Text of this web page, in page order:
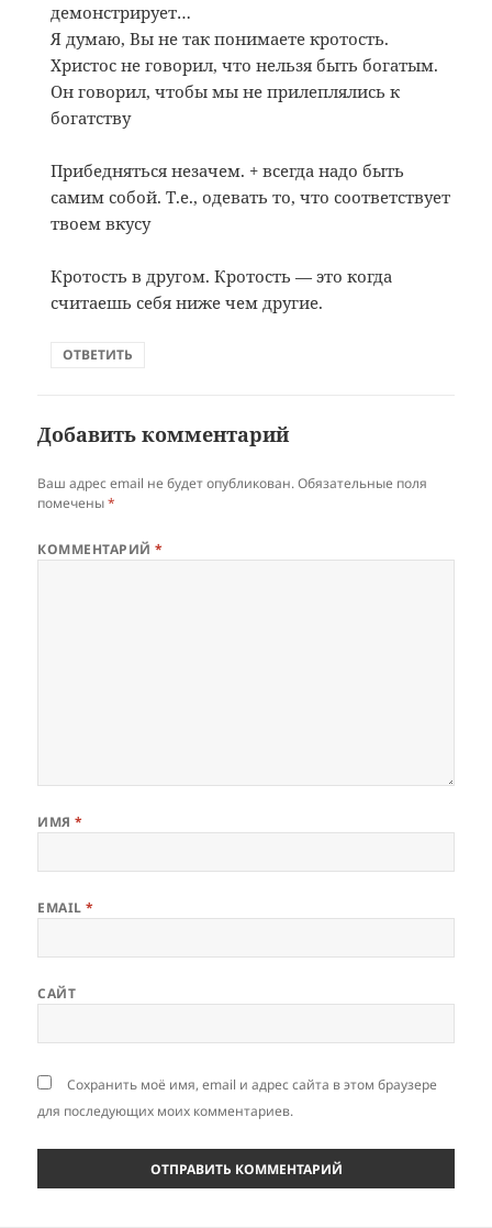
демонстрирует…
Я думаю, Вы не так понимаете кротость.
Христос не говорил, что нельзя быть богатым.
Он говорил, чтобы мы не прилеплялись к
богатству
Прибедняться незачем. + всегда надо быть
самим собой. Т.е., одевать то, что соответствует
твоем вкусу
Кротость в другом. Кротость — это когда
считаешь себя ниже чем другие.
ОТВЕТИТЬ
Добавить комментарий
Ваш адрес email не будет опубликован. Обязательные поля
помечены*
КОММЕНТАРИЙ*
ИМЯ*
EMAIL*
САЙТ
Сохранить моё имя, email и адрес сайта в этом браузере
для последующих моих комментариев.